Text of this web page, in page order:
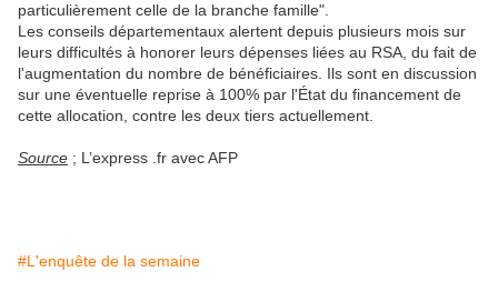
particulièrement celle de la branche famille".
Les conseils départementaux alertent depuis plusieurs mois sur
leurs difficultés à honorer leurs dépenses liées au RSA, du fait de
l'augmentation du nombre de bénéficiaires. Ils sont en discussion
sur une éventuelle reprise à 100% par l'État du financement de
cette allocation, contre les deux tiers actuellement.
Source ; L’express .fr avec AFP
#L'enquête de la semaine